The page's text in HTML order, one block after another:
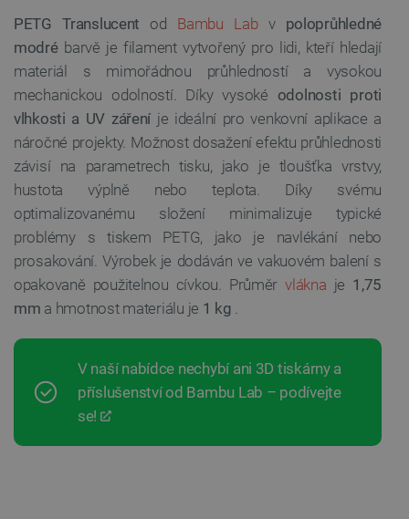
PETG Translucent od Bambu Labv poloprůhledné
modrébarvě je filament vytvořený pro lidi, kteří hledají
materiál s mimořádnou průhledností a vysokou
mechanickou odolností. Díky vysoké odolnosti proti
vlhkosti a UV záření je ideální pro venkovní aplikace a
náročné projekty. Možnost dosažení efektu průhlednosti
závisí na parametrech tisku, jako je tloušťka vrstvy,
hustota výplně nebo teplota. Díky svému
optimalizovanému složení minimalizuje typické
problémy s tiskem PETG, jako je navlékání nebo
prosakování. Výrobek je dodáván ve vakuovém balení s
opakovaně použitelnou cívkou. Průměrvlákna je 1,75
mm a hmotnost materiálu je 1 kg
V naší nabídce nechybí ani 3D tiskárny a
příslušenství od Bambu Lab – podívejte
se!